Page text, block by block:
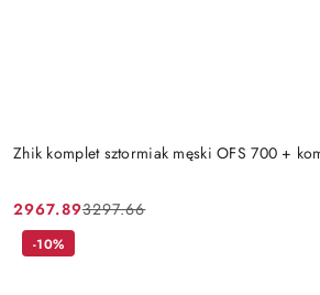
Zhik komplet sztormiak męski OFS 700 +
Cena
promocyjna:
2967.89
Cena
przed
3297.66
-10%